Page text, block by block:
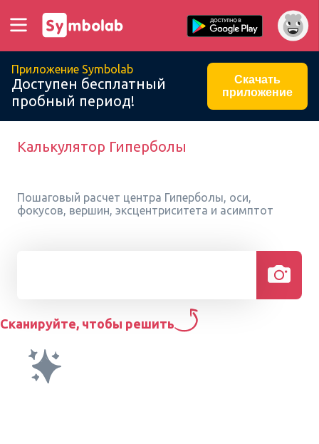
Приложение Symbolab
Доступен бесплатный
пробный период!
Скачать
приложение
Калькулятор Гиперболы
Пошаговый расчет центра Гиперболы, оси,
фокусов, вершин, эксцентриситета и асимптот
Сканируйте, чтобы решить